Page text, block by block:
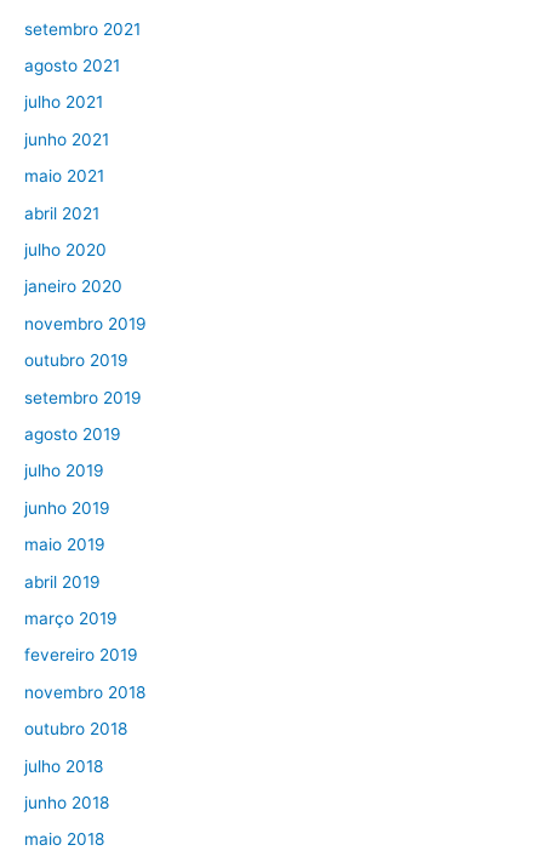
setembro 2021
agosto 2021
julho 2021
junho 2021
maio 2021
abril 2021
julho 2020
janeiro 2020
novembro 2019
outubro 2019
setembro 2019
agosto 2019
julho 2019
junho 2019
maio 2019
abril 2019
março 2019
fevereiro 2019
novembro 2018
outubro 2018
julho 2018
junho 2018
maio 2018